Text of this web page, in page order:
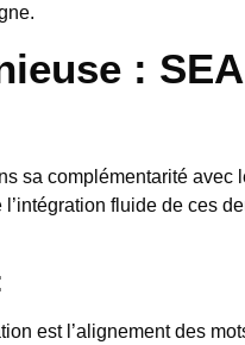
:
sa complémentarité avec
fluide de ces
est l’alignement des